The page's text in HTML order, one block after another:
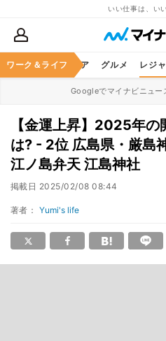
いい仕事は、い
ワーク＆ライフ
暮らし ヘルスケア グルメ レジ
Googleでマイナビニュー
【金運上昇】2025年
は? - 2位 広島県・厳島
江ノ島弁天 江島神社
掲載日 2025/02/08 08:44
著者： Yumi's life